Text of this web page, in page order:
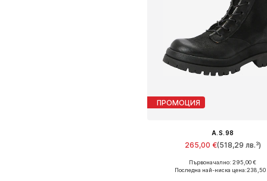
ПРОМОЦИЯ
A.S.98
265,00 €(518,29 лв.³)
Предлага се в много
Първоначално: 295,00 €
Последна най-ниска цена:238,50